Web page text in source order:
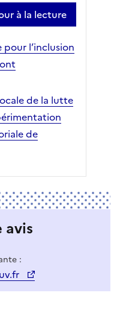
à la lecture
l’inclusion
de la lutte
de
avis
: